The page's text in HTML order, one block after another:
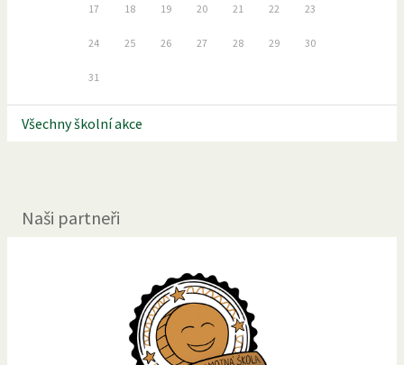
17 18 19 20 21 22 23
24 25 26 27 28 29 30
31
Všechny školní akce
Naši partneři